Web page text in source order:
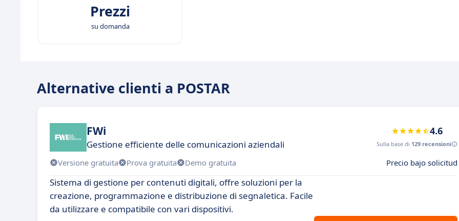
Prezzi
su domanda
Alternative clienti a POSTAR
FWi
Gestione efficiente delle comunicazioni aziendali
4.6
Sulla base di 129 recensioni
Versione gratuita Prova gratuita Demo gratuita Precio bajo solicitud
Sistema di gestione per contenuti digitali, offre soluzioni per la
creazione, programmazione e distribuzione di segnaletica. Facile
da utilizzare e compatibile con vari dispositivi.